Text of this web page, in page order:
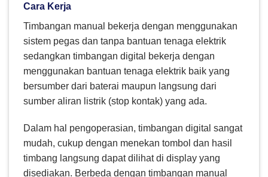
Cara Kerja
Timbangan manual bekerja dengan menggunakan
sistem pegas dan tanpa bantuan tenaga elektrik
sedangkan timbangan digital bekerja dengan
menggunakan bantuan tenaga elektrik baik yang
bersumber dari baterai maupun langsung dari
sumber aliran listrik (stop kontak) yang ada.
Dalam hal pengoperasian, timbangan digital sangat
mudah, cukup dengan menekan tombol dan hasil
timbang langsung dapat dilihat di display yang
disediakan. Berbeda dengan timbangan manual